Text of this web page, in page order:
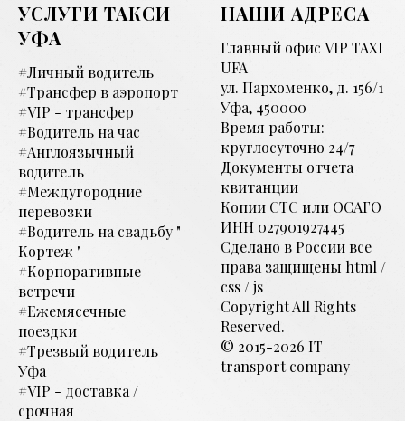
УСЛУГИ ТАКСИ
УФА
#Личный водитель
#Трансфер в аэропорт
#VIP - трансфер
#Водитель на час
#Англоязычный
водитель
#Междугородние
перевозки
#Водитель на свадьбу "
Кортеж "
#Корпоративные
встречи
#Ежемясечные
поездки
#Трезвый водитель
Уфа
#VIP - доставка /
срочная
НАШИ АДРЕСА
Главный офис VIP TAXI
UFA
ул. Пархоменко, д. 156/1
Уфа, 450000
Время работы:
круглосуточно 24/7
Документы отчета
квитанции
Копии СТС или ОСАГО
ИНН 027901927445
Сделано в России все
права защищены html /
css / js
Copyright All Rights
Reserved.
© 2015-2026 IT
transport company